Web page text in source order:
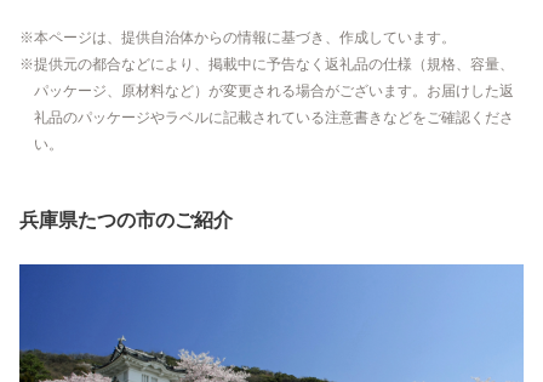
本ページは、提供自治体からの情報に基づき、作成しています。
提供元の都合などにより、掲載中に予告なく返礼品の仕様（規格、容量、
パッケージ、原材料など）が変更される場合がございます。お届けした返
礼品のパッケージやラベルに記載されている注意書きなどをご確認くださ
い。
兵庫県たつの市のご紹介